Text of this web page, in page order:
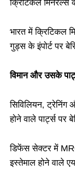
क्रिटिकल
भारत में क्रिटिकल
गुड्स के इंपोर्ट पर
विमान और उसके
सिविलियन, ट्रेनिंग
होने वाले पार्ट्स
डिफेंस सेक्टर में
इस्तेमाल होने वाले